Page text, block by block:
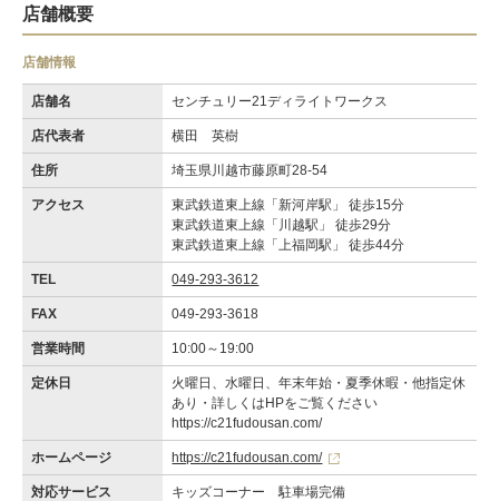
店舗概要
店舗情報
店舗名 センチュリー21ディライトワークス
店代表者 横田 英樹
住所 埼玉県川越市藤原町28-54
アクセス
東武鉄道東上線「新河岸駅」 徒歩15分
東武鉄道東上線「川越駅」 徒歩29分
東武鉄道東上線「上福岡駅」 徒歩44分
TEL 049-293-3612
FAX 049-293-3618
営業時間 10:00～19:00
定休日
火曜日、水曜日、年末年始・夏季休暇・他指定休
あり・詳しくはHPをご覧ください
https://c21fudousan.com/
ホームページ https://c21fudousan.com/
対応サービス キッズコーナー 駐車場完備